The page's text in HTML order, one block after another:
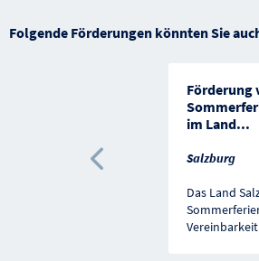
Folgende Förderungen könnten Sie
Förderung
im Land...
Salzburg
Das Land
Vorherige